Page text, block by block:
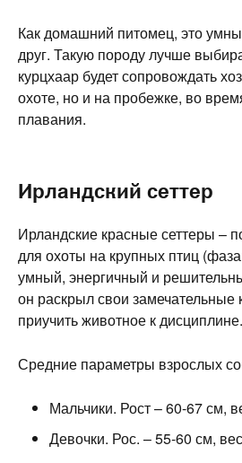
Как домашний питомец, это
друг. Такую породу лучше
курцхаар будет сопровождать
охоте, но и на пробежке, во
плавания.
Ирландский сеттер
Ирландские красные сеттеры –
для охоты на крупных птиц
умный, энергичный и
он раскрыл свои замечательные
приучить животное к дисциплине.
Средние параметры взрослых
Мальчики. Рост – 60-67 см,
Девочки. Рос. – 55-60 см,